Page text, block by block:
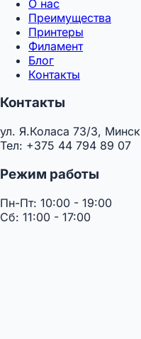
О нас
Преимущества
Принтеры
Филамент
Блог
Контакты
Контакты
ул. Я.Коласа 73/3, Минск
Тел: +375 44 794 89 07
Режим работы
Пн-Пт: 10:00 - 19:00
Сб: 11:00 - 17:00